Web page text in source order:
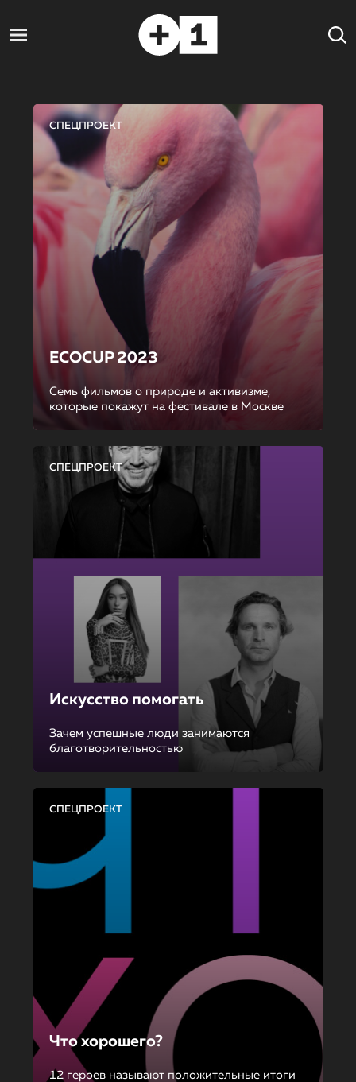
СПЕЦПРОЕКТ
ECOCUP 2023
Семь фильмов о природе и активизме,
которые покажут на фестивале в Москве
СПЕЦПРОЕКТ
Искусство помогать
Зачем успешные люди занимаются
благотворительностью
СПЕЦПРОЕКТ
Что хорошего?
12 героев называют положительные итоги